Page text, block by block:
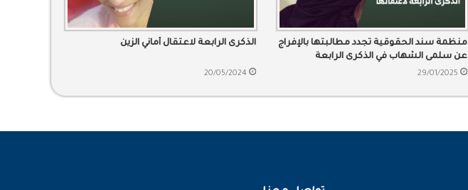
منظمة سند الحقوقية تجدد مطالبتها بالإفراج
عن سلمى الشهاب في الذكرى الرابعة
لاعتقالها
29/01/2025
الذكرى الرابعة لاعتقال أماني الزين
20/05/2024